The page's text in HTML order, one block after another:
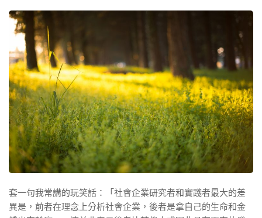
套一句我常講的玩笑話：「社會企業研究者和實踐者最大的差
異是，前者在理念上分析社會企業，後者是拿自己的生命和金